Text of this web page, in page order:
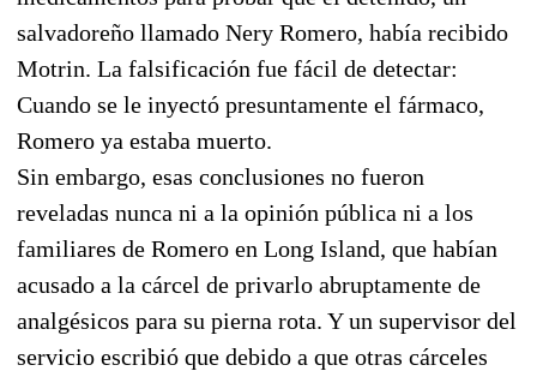
salvadoreño llamado Nery Romero, había recibido
Motrin. La falsificación fue fácil de detectar:
Cuando se le inyectó presuntamente el fármaco,
Romero ya estaba muerto.
Sin embargo, esas conclusiones no fueron
reveladas nunca ni a la opinión pública ni a los
familiares de Romero en Long Island, que habían
acusado a la cárcel de privarlo abruptamente de
analgésicos para su pierna rota. Y un supervisor del
servicio escribió que debido a que otras cárceles